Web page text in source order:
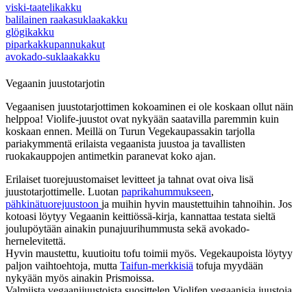
viski-taatelikakku
balilainen raakasuklaakakku
glögikakku
piparkakkupannukakut
avokado-suklaakakku
Vegaanin juustotarjotin
Vegaanisen juustotarjottimen kokoaminen ei ole koskaan ollut näin
helppoa! Violife-juustot ovat nykyään saatavilla paremmin kuin
koskaan ennen. Meillä on Turun Vegekaupassakin tarjolla
pariakymmentä erilaista vegaanista juustoa ja tavallisten
ruokakauppojen antimetkin paranevat koko ajan.
Erilaiset tuorejuustomaiset levitteet ja tahnat ovat oiva lisä
juustotarjottimelle. Luotan paprikahummukseen,
pähkinätuorejuustoon ja muihin hyvin maustettuihin tahnoihin. Jos
kotoasi löytyy Vegaanin keittiössä-kirja, kannattaa testata sieltä
joulupöytään ainakin punajuurihummusta sekä avokado-
hernelevitettä.
Hyvin maustettu, kuutioitu tofu toimii myös. Vegekaupoista löytyy
paljon vaihtoehtoja, mutta Taifun-merkkisiä tofuja myydään
nykyään myös ainakin Prismoissa.